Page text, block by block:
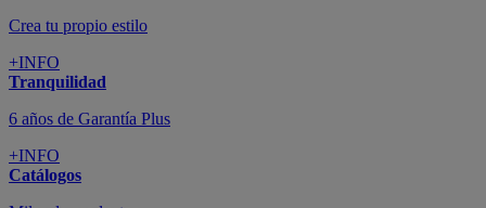
Crea tu propio estilo
+INFO
Tranquilidad
6 años de Garantía Plus
+INFO
Catálogos